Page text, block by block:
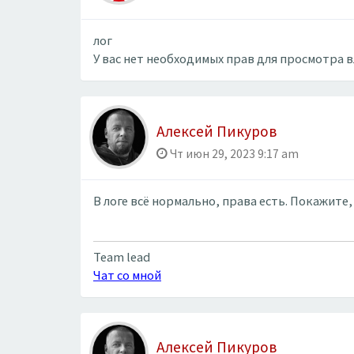
лог
У вас нет необходимых прав для просмотра
Алексей Пикуров
Чт июн 29, 2023 9:17 am
В логе всё нормально, права есть.
Team lead
Чат со мной
Алексей Пикуров